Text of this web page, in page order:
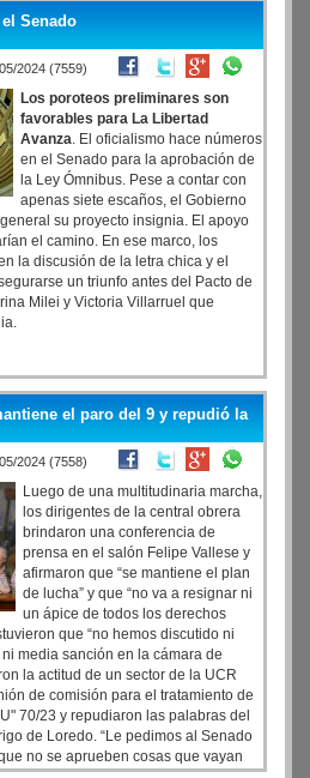
Senado
05/2024 (7559)
Los poroteos preliminares son
favorables para La Libertad
Avanza. El oficialismo hace números
en el Senado para la aprobación de
la Ley Ómnibus. Pese a contar con
apenas siete escaños, el Gobierno
su proyecto insignia. El apoyo
el camino. En ese marco, los
la discusión de la letra chica y el
un triunfo antes del Pacto de
Milei y Victoria Villarruel que
el paro del 9 y repudió la
05/2024 (7558)
Luego de una multitudinaria marcha,
los dirigentes de la central obrera
brindaron una conferencia de
prensa en el salón Felipe Vallese y
afirmaron que “se mantiene el plan
de lucha” y que “no va a resignar ni
un ápice de todos los derechos
que “no hemos discutido ni
media sanción en la cámara de
la actitud de un sector de la UCR
de comisión para el tratamiento de
70/23 y repudiaron las palabras del
de Loredo. “Le pedimos al Senado
no se aprueben cosas que vayan